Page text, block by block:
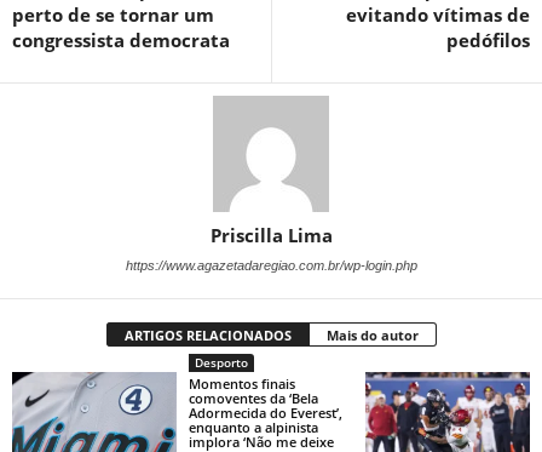
perto de se tornar um
congressista democrata
evitando vítimas de
pedófilos
Priscilla Lima
https://www.agazetadaregiao.com.br/wp-login.php
ARTIGOS RELACIONADOS Mais do autor
Desporto
Momentos finais
comoventes da ‘Bela
Adormecida do Everest’,
enquanto a alpinista
implora ‘Não me deixe